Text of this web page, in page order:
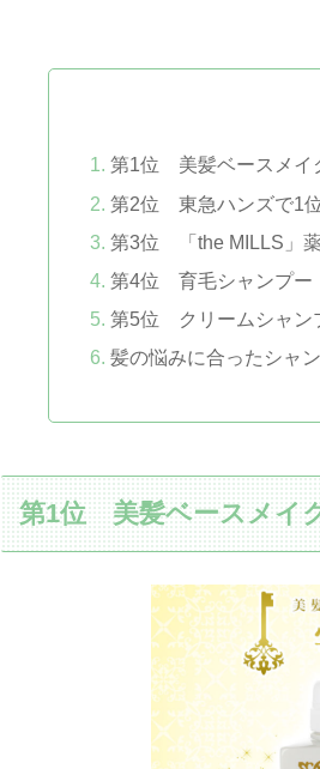
第1位 美髪ベースメイ
第2位 東急ハンズで1
第3位 「the MILLS」
第4位 育毛シャンプー
第5位 クリームシャン
髪の悩みに合ったシャ
第1位 美髪ベースメイ